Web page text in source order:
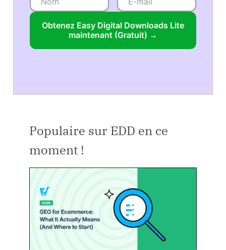
Obtenez Easy Digital Downloads Lite
maintenant (Gratuit) →
Populaire sur EDD en ce
moment !